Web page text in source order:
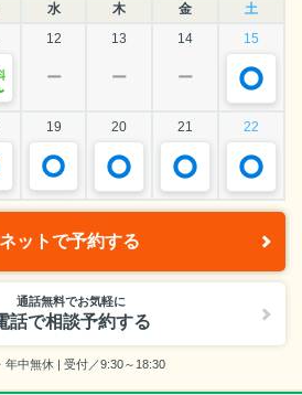
水 木 金
土
12 13 14 15
ー ー ー
19 20 21 22
ネットで予約する
通話無料でお気軽に
話で相談予約する
年中無休 | 受付／9:30～18:30